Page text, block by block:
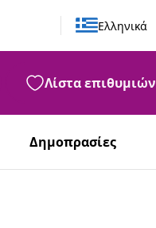
Ελληνικά
Λίστα επιθυμιών
Δημοπρασίες